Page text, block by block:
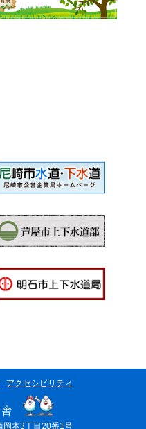
岡本3丁目20番1号
アクセシビリティ